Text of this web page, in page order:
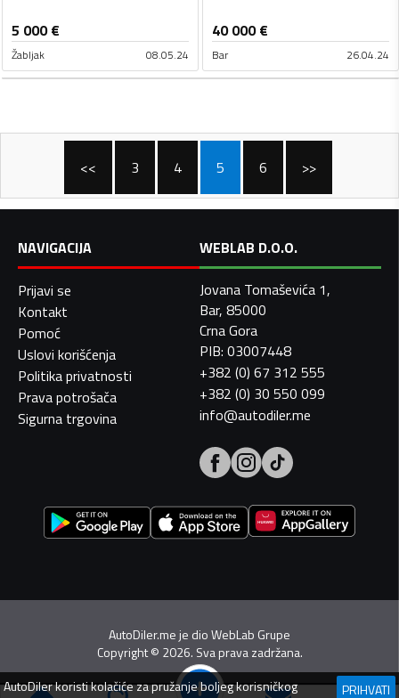
5 000€
Žabljak 08.05.24
40 000€
Bar 26.04.24
<< 3 4 5 6 >>
NAVIGACIJA
Prijavi se
Kontakt
Pomoć
Uslovi korišćenja
Politika privatnosti
Prava potrošača
Sigurna trgovina
WEBLAB D.O.O.
Jovana Tomaševića 1,
Bar, 85000
Crna Gora
PIB: 03007448
+382 (0) 67 312 555
+382 (0) 30 550 099
info@autodiler.me
AutoDiler.me je dioWebLab Grupe
Copyright© 2026. Sva prava zadržana.
AutoDilerkoristi kolačiće za pružanje boljeg korisničkog
PRIHVATI